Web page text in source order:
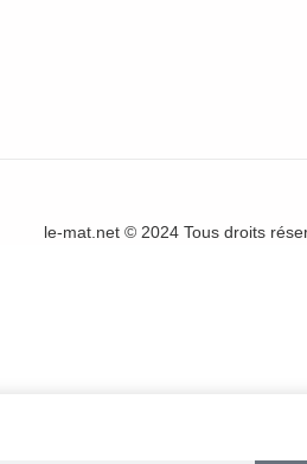
le-mat.net © 2024 Tous droits